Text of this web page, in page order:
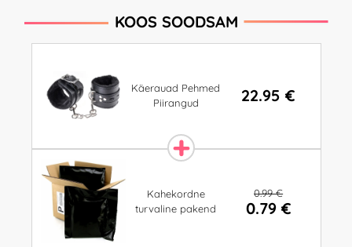
KOOS SOODSAM
Käerauad Pehmed
Piirangud
22.95 €
Kahekordne
turvaline pakend
0.99 €
0.79 €